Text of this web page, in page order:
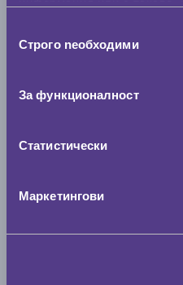
наСтрого nеобходими
За функционалност
Статистически
Маркетингови